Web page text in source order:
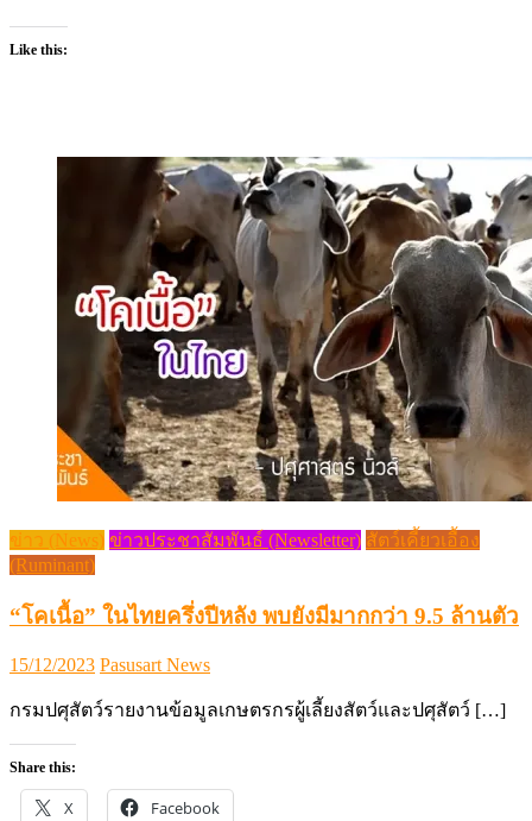
Like this:
ข่าว (News) ข่าวประชาสัมพันธ์ (Newsletter) สัตว์เคี้ยวเอื้อง
(Ruminant)
“โคเนื้อ” ในไทยครึ่งปีหลัง พบยังมีมากกว่า 9.5 ล้านตัว
Posted
15/12/2023 Author
Pasusart News
กรมปศุสัตว์รายงานข้อมูลเกษตรกรผู้เลี้ยงสัตว์และปศุสัตว์ […]
Share this:
X Facebook